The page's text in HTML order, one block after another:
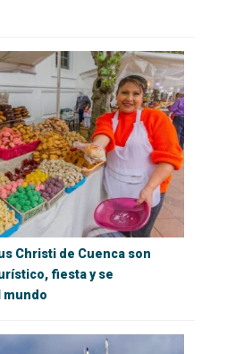
Christi de Cuenca son
fiesta y se
mundo